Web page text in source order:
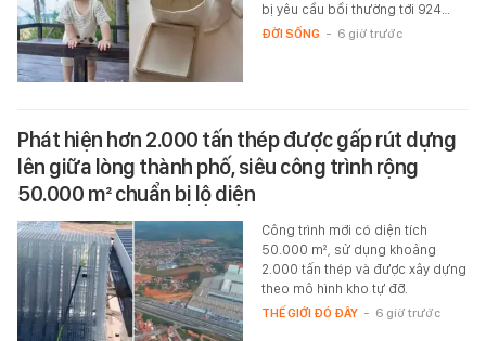
bị yêu cầu bồi thường tới 924…
ĐỜI SỐNG - 6 giờ trước
Phát hiện hơn 2.000 tấn thép được gấp rút dựng
lên giữa lòng thành phố, siêu công trình rộng
50.000 m² chuẩn bị lộ diện
Công trình mới có diện tích
50.000 m², sử dụng khoảng
2.000 tấn thép và được xây dựng
theo mô hình kho tự đỡ.
THẾ GIỚI ĐÓ ĐÂY - 6 giờ trước